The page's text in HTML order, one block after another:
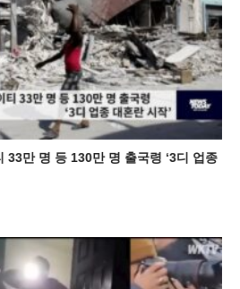
33만 명 등 130만 명 출국령 ‘3디 업종